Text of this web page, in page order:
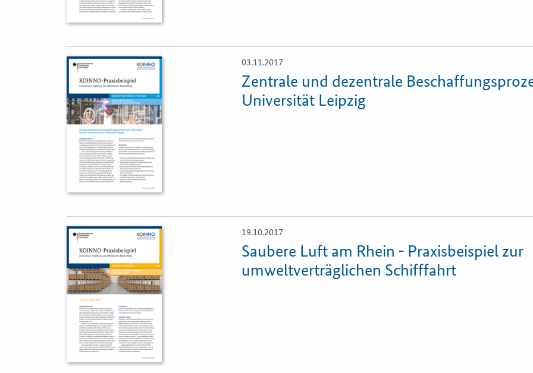
03.11.2017
Zentrale und dezentrale
Universität Leipzig
Öffnet
Einzelsicht
19.10.2017
Saubere Luft am Rhein - Praxisbeispiel zur
umweltverträglichen Schifffahrt
Öffnet
Einzelsicht